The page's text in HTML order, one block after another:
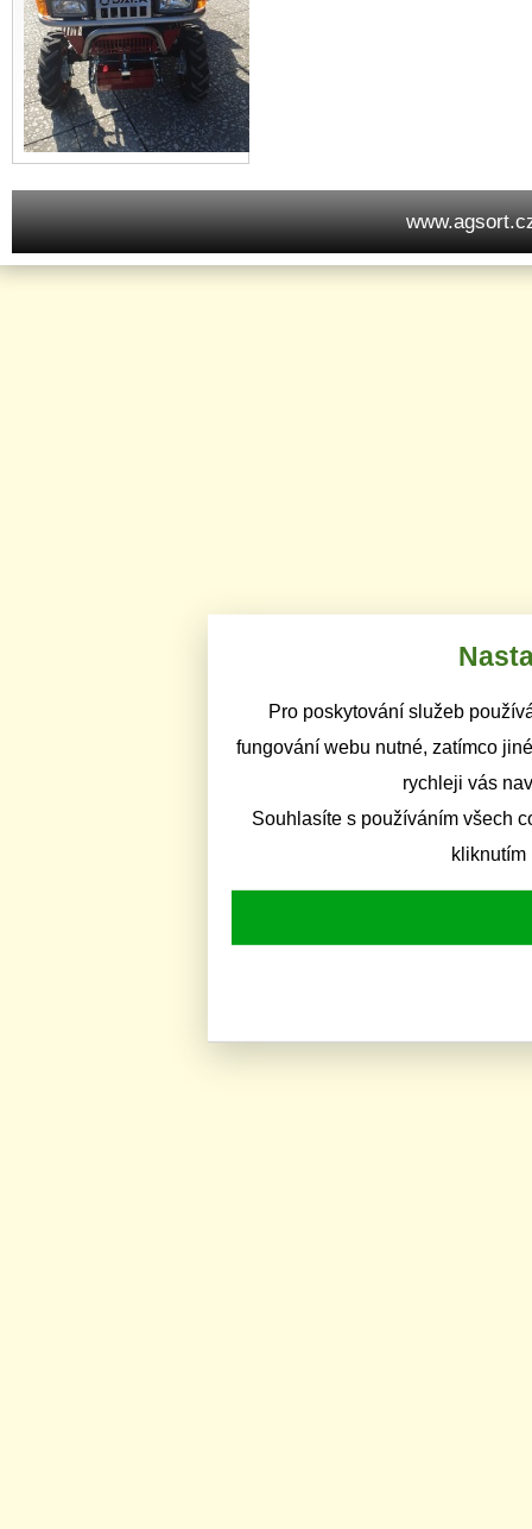
Pro poskytování služeb
fungování webu nutné, zatímco
rychleji vás
Souhlasíte s používáním všech
kliknutím